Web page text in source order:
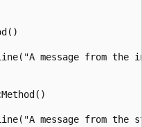
message from the
message from the